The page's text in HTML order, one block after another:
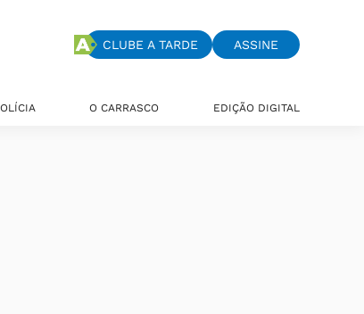
CLUBE A TARDE ASSINE
O CARRASCO EDIÇÃO DIGITAL